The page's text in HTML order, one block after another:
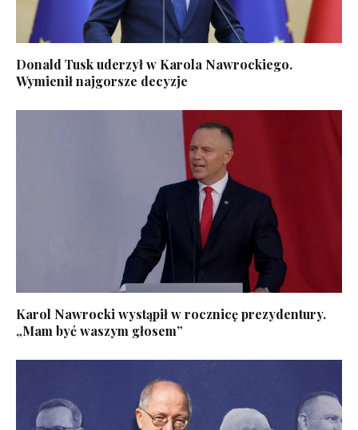
Donald Tusk uderzył w Karola Nawrockiego.
Wymienił najgorsze decyzje
Karol Nawrocki wystąpił w rocznicę prezydentury.
„Mam być waszym głosem”